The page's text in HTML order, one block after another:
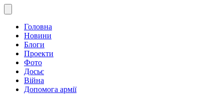
Головна
Новини
Блоги
Проекти
Фото
Досьє
Війна
Допомога армії